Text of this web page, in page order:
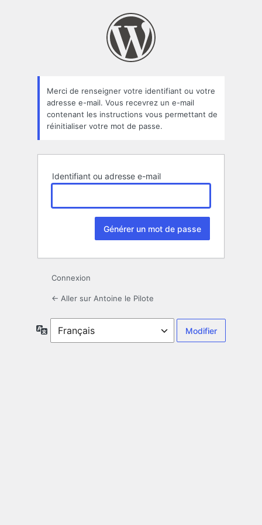
oublié
Merci de renseigner votre identifiant ou votre
adresse e-mail. Vous recevrez un e-mail
contenant les instructions vous permettant de
réinitialiser votre mot de passe.
Identifiant ou adresse e-mail
Connexion
← Aller sur Antoine le Pilote
Langue